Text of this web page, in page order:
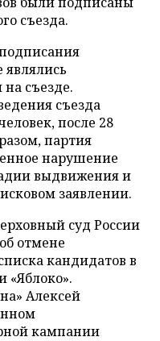
съезда.
являлись
съезде.
съезда
после 28
партия
нарушение
выдвижения и
заявлении.
суд России
отмене
кандидатов в
«Яблоко».
Алексей
кампании